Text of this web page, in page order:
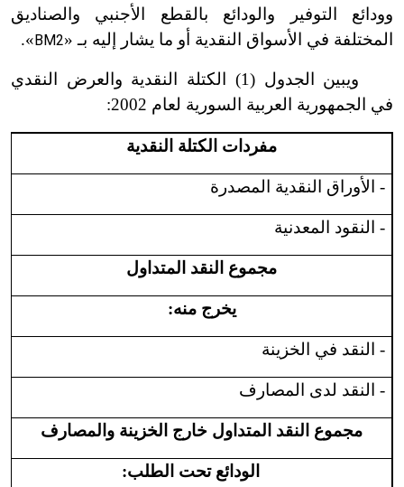
وودائع التوفير والودائع بالقطع الأجنبي والصناديق
المختلفة في الأسواق النقدية أو ما يشار إليه بـ «BM2
».
ويبين الجدول (1) الكتلة النقدية والعرض النقدي
في الجمهورية العربية السورية لعام 2002:
مفردات الكتلة النقدية
- الأوراق النقدية المصدرة
- النقود المعدنية
مجموع النقد المتداول
يخرج منه:
- النقد في الخزينة
- النقد لدى المصارف
مجموع النقد المتداول خارج الخزينة والمصارف
الودائع تحت الطلب: